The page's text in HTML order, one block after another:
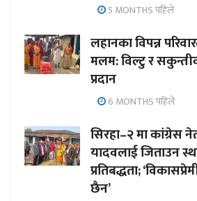
5 MONTHS पहिले
लहानका विपन्न
मलम: विल्टु र
प्रदान
6 MONTHS पहिले
सिरहा–२ मा कांग्रेस
यादवलाई जिताउन
प्रतिबद्धता;
छैन’